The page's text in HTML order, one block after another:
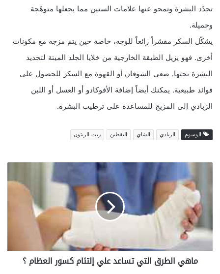
تجدّد البشرة وتمحو عنها علامات السنين مما يجعلها متوهّجة
وجميلة.
يشكّل السكر مقشراً رائعاً للوجه، خاصة حين يتم مزجه مع مكونات
أخرى. فهو يزيل الطبقة الخارجية من خلايا الجلد الميتة لتجديد
البشرة تحتها. ضعي الشوفان أو القهوة مع السكر للحصول على
فوائد طبيعية. يمكنك أيضاً إضافة الأفوكادو أو العسل أو اللبن
الزبادي إلى المزيج للمساعدة على ترطيب البشرة.
الوسوم الزبادي الشاي اليقطين زيت الزيتون
م
ط
ر
ق
ماهي الطرق التي تساعد علي إلتئام كسور العظام ؟